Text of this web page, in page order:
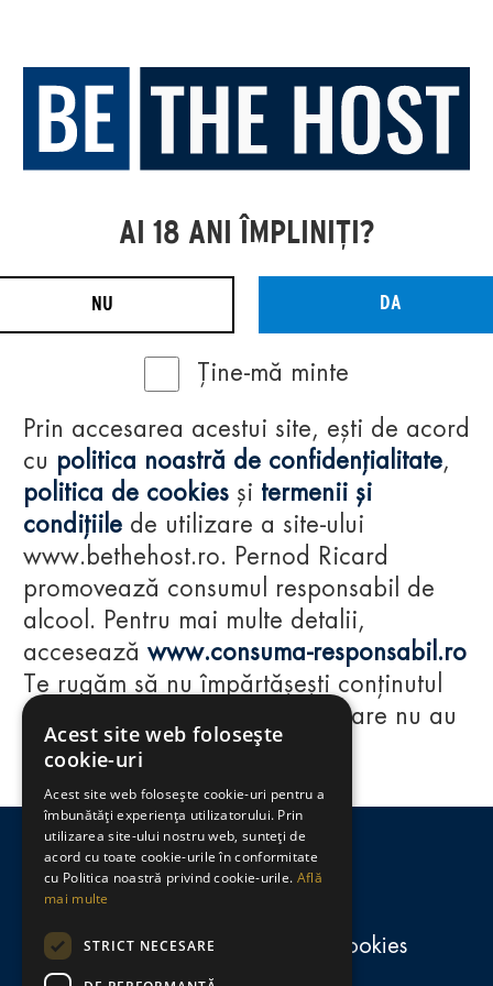
Regulamente
consumă-responsabil.ro
Politica de confidențialitate și cookies
AI 18 ANI ÎMPLINIȚI?
NU DA
Ține-mă minte
Prin accesarea acestui site, ești de acord
cu politica noastră de confidențialitate,
politica de cookies și termenii și
condițiile de utilizare a site-ului
www.bethehost.ro. Pernod Ricard
promovează consumul responsabil de
alcool. Pentru mai multe detalii,
accesează www.consuma-responsabil.ro
Te rugăm să nu împărtășești conținutul
acestui website cu persoane care nu au
împlinit vârsta de 18 ani.
Acest site web folosește
cookie-uri
Acest site web folosește cookie-uri pentru a
îmbunătăți experiența utilizatorului. Prin
utilizarea site-ului nostru web, sunteți de
acord cu toate cookie-urile în conformitate
cu Politica noastră privind cookie-urile. Află
mai multe
STRICT NECESARE